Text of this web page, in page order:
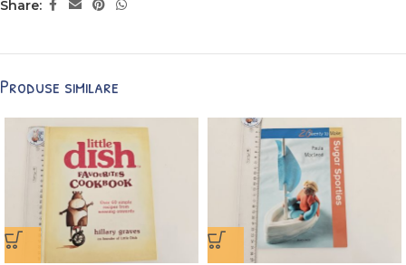
Share:
Produse similare